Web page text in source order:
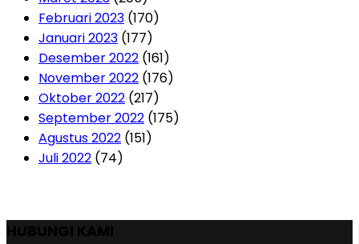
Februari 2023 (170)
Januari 2023 (177)
Desember 2022 (161)
November 2022 (176)
Oktober 2022 (217)
September 2022 (175)
Agustus 2022 (151)
Juli 2022 (74)